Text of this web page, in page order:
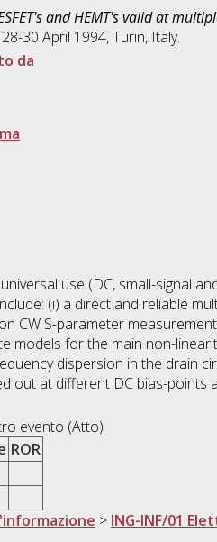
and HEMT's valid at
30 April 1994, Turin, Italy.
da
use (DC, small-signal
(i) a direct and reliable
CW S-parameter
models for the main non-
dispersion in the drain
out at different DC bias-points
evento (Atto)
ROR
> ING-INF/01